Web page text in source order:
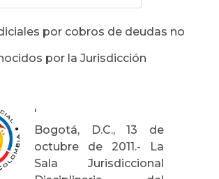
por cobros de deudas no
por la Jurisdicción
'
Bogotá, D.C., 13 de
octubre de 2011.- La
Sala Jurisdiccional